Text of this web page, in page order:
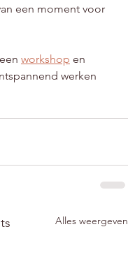
een moment voor
workshop en
werken
Alles weergeven